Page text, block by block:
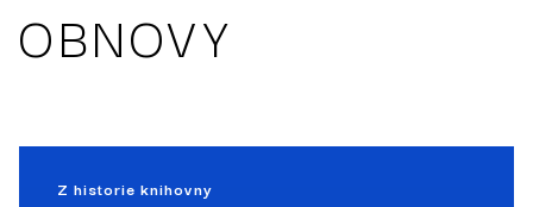
OBNOVY
Z historie knihovny